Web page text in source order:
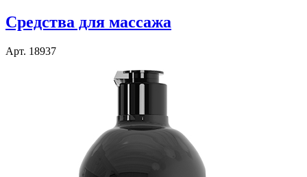
Средства для массажа
Арт. 18937